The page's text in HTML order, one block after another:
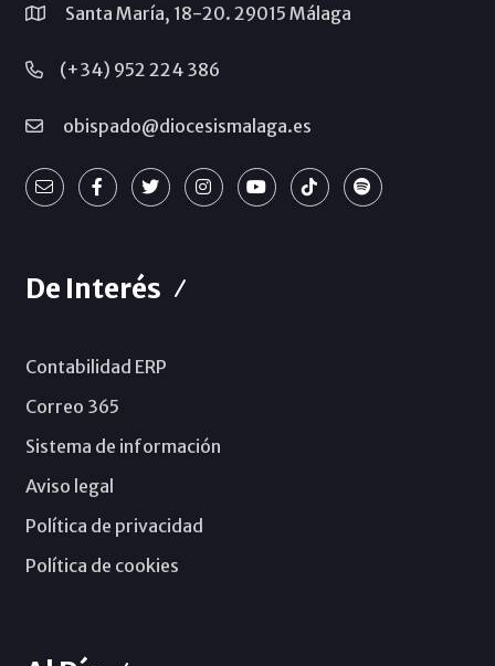
Santa María, 18-20. 29015 Málaga
(+34) 952 224 386
obispado@diocesismalaga.es
De Interés
Contabilidad ERP
Correo 365
Sistema de información
Aviso legal
Política de privacidad
Política de cookies